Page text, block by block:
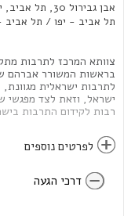
אבן גבירול 30, תל אביב, ישראל
תל אביב - יפו / תל אביב
בראשות המשורר אברהם
לתרבות ישראלית מגוונת,
ישראל, וזאת לצד מפגשי
רבות לקידום התרבות
יותר מכל אנו גאים
ובהיותנו הבמה הראשונה
לפרטים נוספים
דרכי הגעה